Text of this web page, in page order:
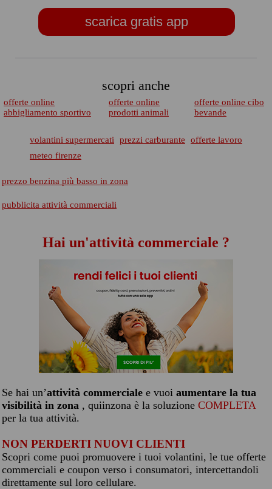
scarica gratis app
scopri anche
offerte online
abbigliamento sportivo
offerte online
prodotti animali
offerte online cibo
bevande
volantini supermercati prezzi carburante
offerte lavoro
meteo firenze
prezzo benzina più basso in zona
pubblicita attività commerciali
Hai un'attività commerciale ?
Se hai un’attività commerciale e vuoi aumentare la tua
visibilità in zona , quiinzona è la soluzione COMPLETA
per la tua attività.
NON PERDERTI NUOVI CLIENTI
Scopri come puoi promuovere i tuoi volantini, le tue offerte
commerciali e coupon verso i consumatori, intercettandoli
direttamente sul loro cellulare.